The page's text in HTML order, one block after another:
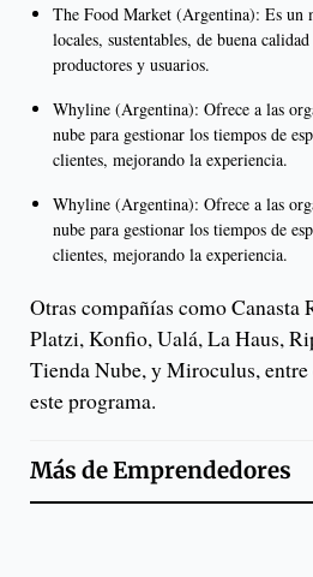
The Food Market (Argentina): Es un
locales, sustentables, de buena
productores y usuarios.
Whyline (Argentina): Ofrece a las
nube para gestionar los tiempos de
clientes, mejorando la experiencia.
Whyline (Argentina): Ofrece a las
nube para gestionar los tiempos de
clientes, mejorando la experiencia.
Otras compañías como Canasta
Platzi, Konfio, Ualá, La Haus,
Tienda Nube, y Miroculus, entre
este programa.
Más deEmprendedores